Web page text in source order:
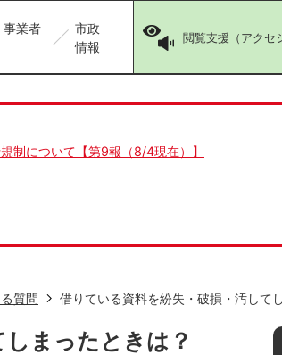
事業者
市政
情報
閲覧支援（アクセ
制について【第9報（8/4現在）】
質問 借りている資料を紛失・破損・汚して
まったときは？